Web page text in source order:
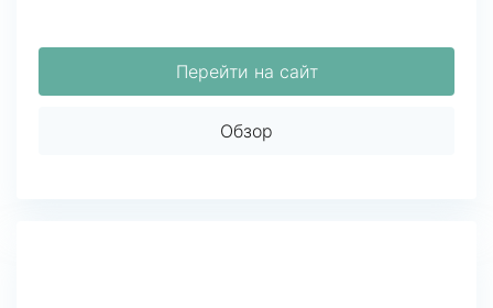
Перейти на сайт
Обзор